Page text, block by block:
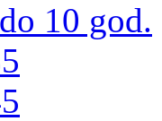
10 god.